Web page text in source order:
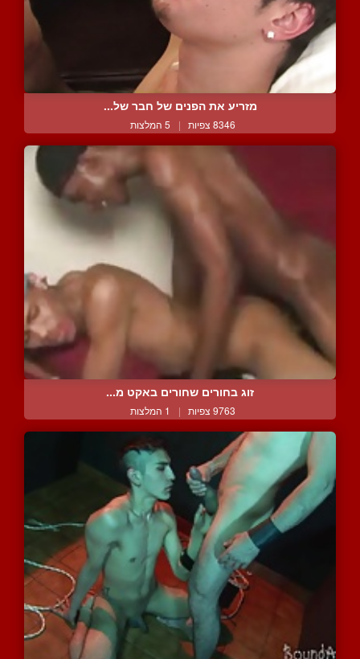
מזריע את הפנים של חבר של...
8346 צפיות | 5 המלצות
זוג בחורים שחורים באקט מ...
9763 צפיות | 1 המלצות